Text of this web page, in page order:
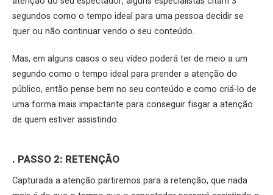
segundos como o tempo ideal para uma pessoa decidir se
quer ou não continuar vendo o seu conteúdo.
Mas, em alguns casos o seu vídeo poderá ter de meio a um
segundo como o tempo ideal para prender a atenção do
público, então pense bem no seu conteúdo e como criá-lo de
uma forma mais impactante para conseguir fisgar a atenção
de quem estiver assistindo.
. PASSO 2: RETENÇÃO
Capturada a atenção partiremos para a retenção, que nada